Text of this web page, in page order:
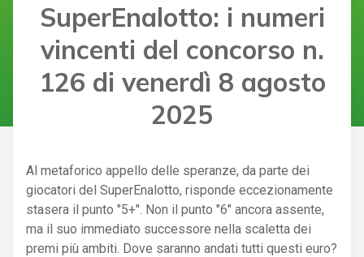
SuperEnalotto: i numeri
vincenti del concorso n.
126 di venerdì 8 agosto
2025
Al metaforico appello delle speranze, da parte dei
giocatori del SuperEnalotto, risponde eccezionamente
stasera il punto "5+". Non il punto "6" ancora assente,
ma il suo immediato successore nella scaletta dei
premi più ambiti. Dove saranno andati tutti questi euro?